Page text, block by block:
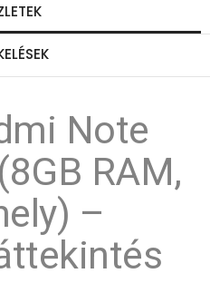
Note
RAM,
–